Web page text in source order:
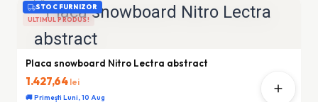
STOC FURNIZOR
ULTIMUL PRODUS!
Placa snowboard Nitro Lectra abstract
1.427,64 lei
🚚 Primești Luni, 10 Aug